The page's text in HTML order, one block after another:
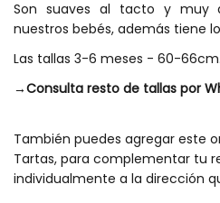
Son suaves al tacto y muy
nuestros bebés, además tiene
Las tallas 3-6 meses - 60-66cm.
→Consulta resto de tallas por
También puedes agregar este
Tartas, para complementar tu
individualmente a la dirección